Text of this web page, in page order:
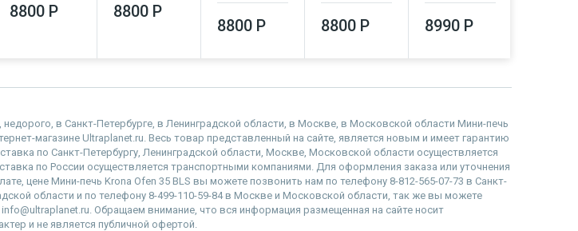
8800 Р 8800 Р
8800 Р 8800 Р 8990 Р
недорого, в Санкт-Петербурге, в Ленинградской области, в Москве, в Московской области Мини-печь
магазине Ultraplanet.ru. Весь товар представленный на сайте, является новым и имеет гарантию
по Санкт-Петербургу, Ленинградской области, Москве, Московской области осуществляется
по России осуществляется транспортными компаниями. Для оформления заказа или уточнения
цене Мини-печь Krona Ofen 35 BLS вы можете позвонить нам по телефону 8-812-565-07-73 в Санкт-
области и по телефону 8-499-110-59-84 в Москве и Московской области, так же вы можете
info@ultraplanet.ru. Обращаем внимание, что вся информация размещенная на сайте носит
и не является публичной офертой.